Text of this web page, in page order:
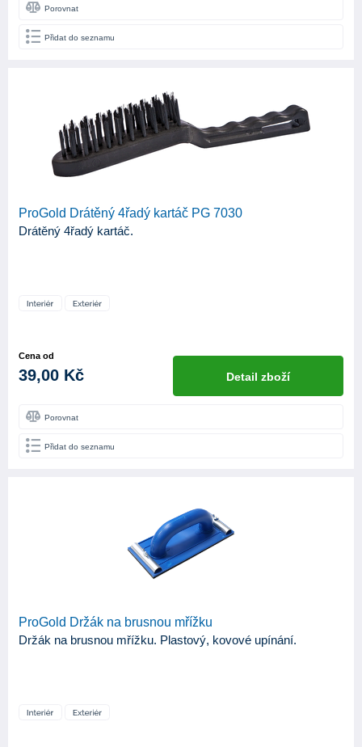
Porovnat
Přidat do seznamu
ProGold Drátěný 4řadý kartáč PG 7030
Drátěný 4řadý kartáč.
Cena od
39,00 Kč Detail zboží
Porovnat
Přidat do seznamu
ProGold Držák na brusnou mřížku
Držák na brusnou mřížku. Plastový, kovové upínání.